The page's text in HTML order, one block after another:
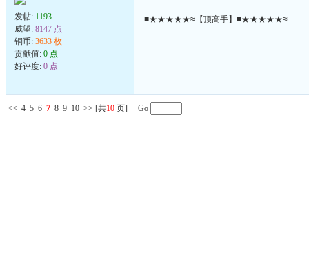
发帖: 1193
威望: 8147 点
铜币: 3633 枚
贡献值: 0 点
好评度: 0 点
■★★★★★≈【顶高手】■★★★★★≈
<< 4 5 6 7 8 9 10 >> [共10 页] Go